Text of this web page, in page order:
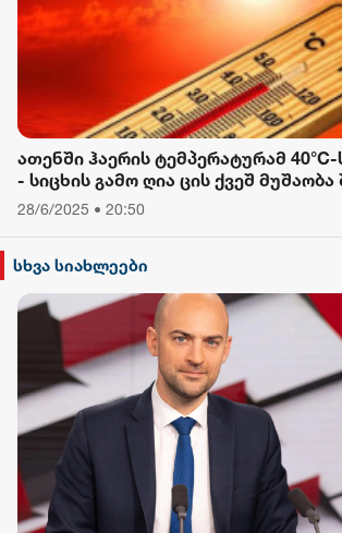
ათენში ჰაერის ტემპერატურამ
- სიცხის გამო ღია ცის ქვეშ
28/6/2025 • 20:50
სხვა სიახლეები